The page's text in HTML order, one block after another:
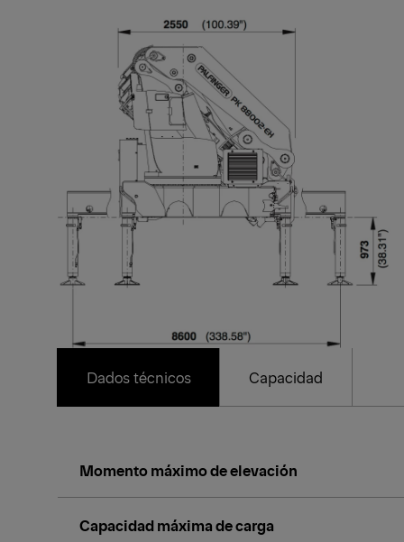
Dados técnicos Capacidad
Momento máximo de elevación
Capacidad máxima de carga